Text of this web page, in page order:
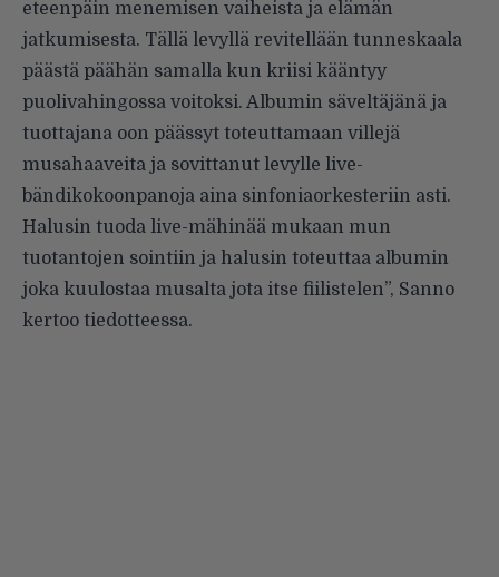
eteenpäin menemisen vaiheista ja elämän
jatkumisesta. Tällä levyllä revitellään tunneskaala
päästä päähän samalla kun kriisi kääntyy
puolivahingossa voitoksi. Albumin säveltäjänä ja
tuottajana oon päässyt toteuttamaan villejä
musahaaveita ja sovittanut levylle live-
bändikokoonpanoja aina sinfoniaorkesteriin asti.
Halusin tuoda live-mähinää mukaan mun
tuotantojen sointiin ja halusin toteuttaa albumin
joka kuulostaa musalta jota itse fiilistelen”, Sanno
kertoo tiedotteessa.